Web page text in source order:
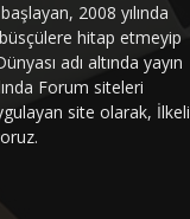
2008 yılında
hitap etmeyip
adı altında yayın
Forum siteleri
site olarak, İlkeli